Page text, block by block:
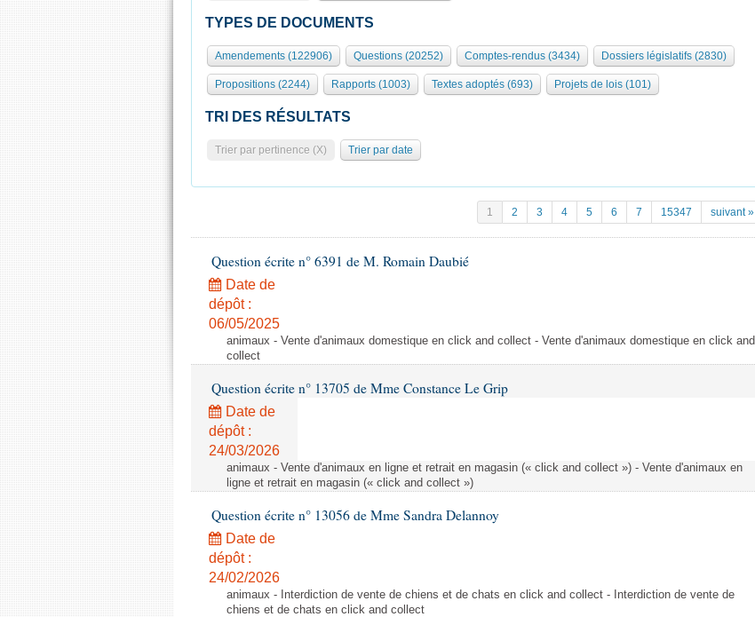
TYPES DE DOCUMENTS
Amendements (122906) Questions (20252) Comptes-rendus (3434) Dossiers législatifs (2830)
Propositions (2244) Rapports (1003) Textes adoptés (693) Projets de lois (101)
TRI DES RÉSULTATS
Trier par pertinence (X) Trier par date
1 2 3 4 5 6 7 15347 suivant »
Question écrite n° 6391 de M. Romain Daubié
Date de
dépôt :
06/05/2025
animaux - Vente d'animaux domestique en click and collect - Vente d'animaux domestique en click and
collect
Question écrite n° 13705 de Mme Constance Le Grip
Date de
dépôt :
24/03/2026
animaux - Vente d'animaux en ligne et retrait en magasin (« click and collect ») - Vente d'animaux en
ligne et retrait en magasin (« click and collect »)
Question écrite n° 13056 de Mme Sandra Delannoy
Date de
dépôt :
24/02/2026
animaux - Interdiction de vente de chiens et de chats en click and collect - Interdiction de vente de
chiens et de chats en click and collect